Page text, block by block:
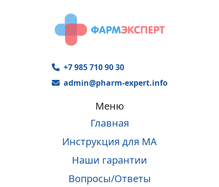
+7 985 710 90 30
admin@pharm-expert.info
Меню
Главная
Инструкция для МА
Наши гарантии
Вопросы/Ответы